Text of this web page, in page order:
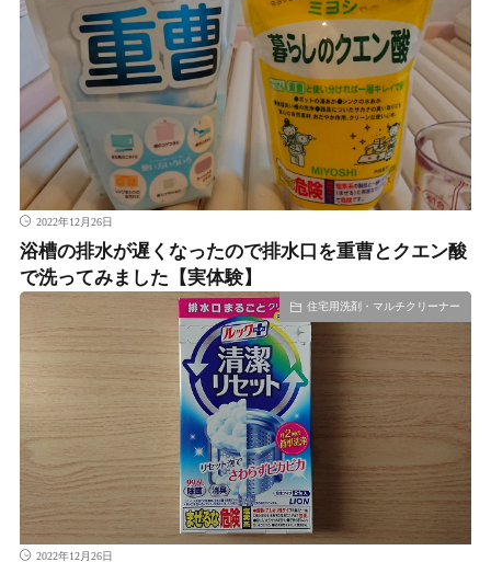
2022年12月26日
浴槽の排水が遅くなったので排水口を重曹とクエン酸
で洗ってみました【実体験】
住宅用洗剤・マルチクリーナー
2022年12月26日